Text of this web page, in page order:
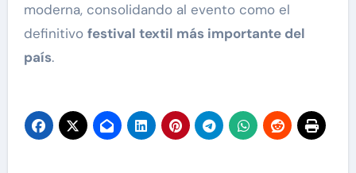
moderna, consolidando al evento como el
definitivo festival textil más importante del
país.